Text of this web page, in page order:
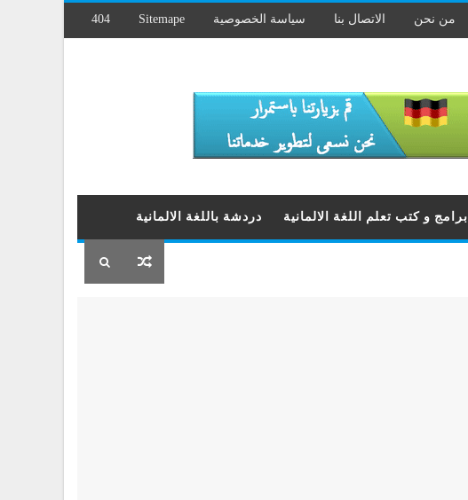
من نحن الاتصال بنا سياسة الخصوصية Sitemape
404
برامج و كتب تعلم اللغة الالمانية دردشة باللغة الالمانية